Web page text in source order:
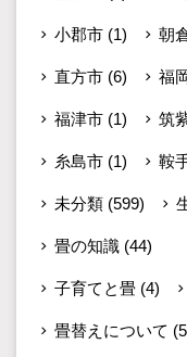
小郡市 (1) 朝
直方市 (6) 福
福津市 (1) 筑
糸島市 (1) 鞍
未分類 (599)
畳の知識 (44)
子育てと畳 (4)
畳替えについて